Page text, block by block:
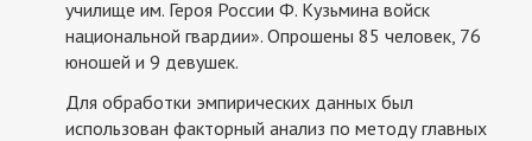
училище им. Героя России Ф. Кузьмина войск
национальной гвардии». Опрошены 85 человек, 76
юношей и 9 девушек.
Для обработки эмпирических данных был
использован факторный анализ по методу главных